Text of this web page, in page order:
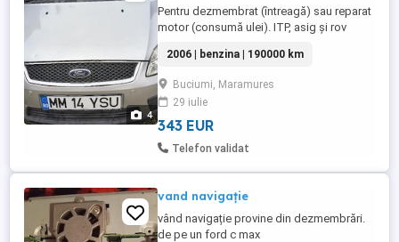
4
Pentru dezmembrat (întreagă) sau reparat
motor (consumă ulei). ITP, asig și rov
2006 | benzina | 190000 km
Buciumi, Maramures
29 iulie
343 EUR
Telefon validat
vand navigație
vând navigație provine din dezmembrări.
de pe un ford c max